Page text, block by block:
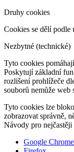
Druhy cookies
Cookies se dělí podle
Nezbytné (technické)
Tyto cookies
Poskytují základní
rozlišení prohlížeče
souborů nemůže web
Tyto cookies lze
zobrazovat správně,
Návody pro nejčastěji
Google Chrome